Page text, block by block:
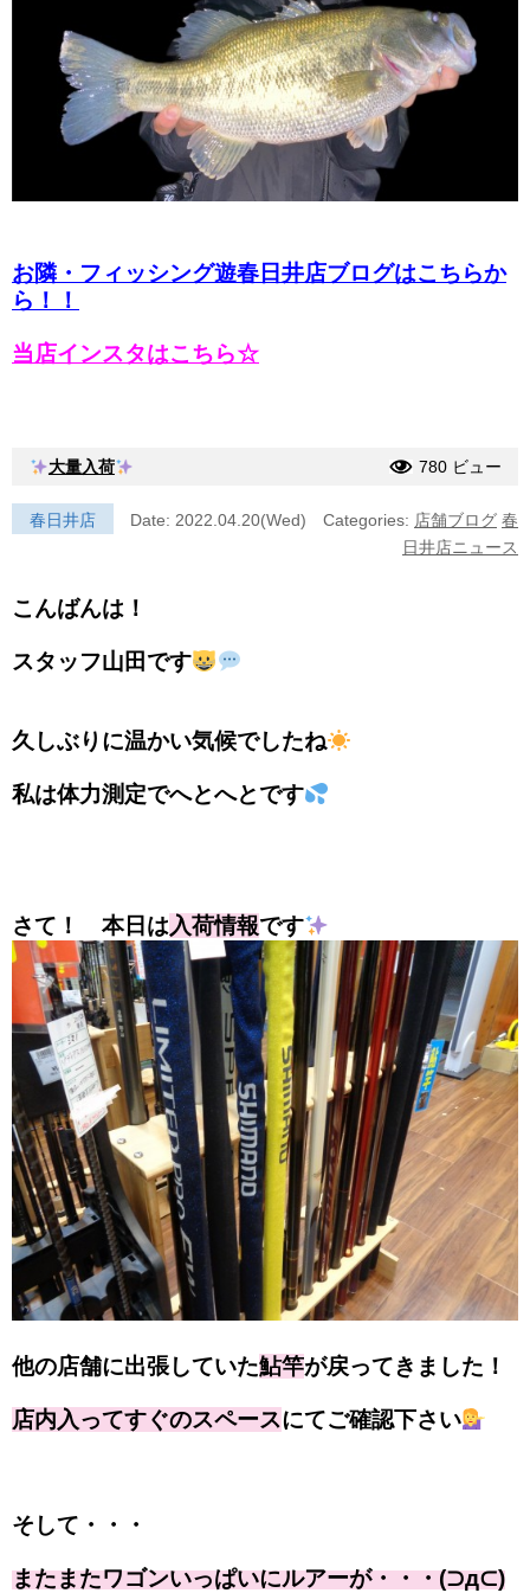
お隣・フィッシング遊春日井店ブログはこちらか
ら！！
当店インスタはこちら☆
大量入荷 780 ビュー
春日井店 Date: 2022.04.20(Wed) Categories: 店舗ブログ 春
日井店ニュース
こんばんは！
スタッフ山田です
久しぶりに温かい気候でしたね
私は体力測定でへとへとです
さて！ 本日は入荷情報です
他の店舗に出張していた鮎竿が戻ってきました！
店内入ってすぐのスペースにてご確認下さい
そして・・・
またまたワゴンいっぱいにルアーが・・・(⊃д⊂)